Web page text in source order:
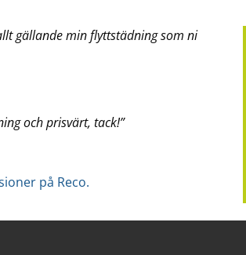
gällande min flyttstädning som ni
och prisvärt, tack!”
på Reco.